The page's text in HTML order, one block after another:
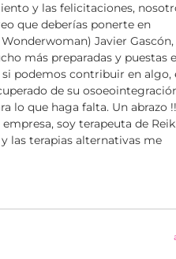
y las felicitaciones,
que deberías ponerte en
Javier Gascón,
más preparadas y puestas
podemos contribuir en algo,
de su
lo que haga falta. Un abrazo
soy terapeuta de
las terapias alternativas me